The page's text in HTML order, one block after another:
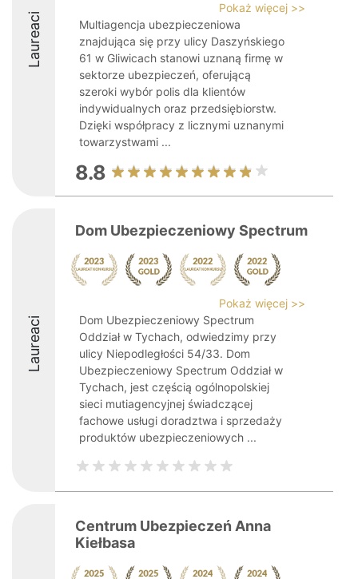
Laureaci
Pokaż więcej >>
Multiagencja ubezpieczeniowa
znajdująca się przy ulicy Daszyńskiego
61 w Gliwicach stanowi uznaną firmę w
sektorze ubezpieczeń, oferującą
szeroki wybór polis dla klientów
indywidualnych oraz przedsiębiorstw.
Dzięki współpracy z licznymi uznanymi
towarzystwami ...
8.8
Laureaci
Dom Ubezpieczeniowy Spectrum
Pokaż więcej >>
Dom Ubezpieczeniowy Spectrum
Oddział w Tychach, odwiedzimy przy
ulicy Niepodległości 54/33. Dom
Ubezpieczeniowy Spectrum Oddział w
Tychach, jest częścią ogólnopolskiej
sieci mutiagencyjnej świadczącej
fachowe usługi doradztwa i sprzedaży
produktów ubezpieczeniowych ...
Centrum Ubezpieczeń Anna
Kiełbasa